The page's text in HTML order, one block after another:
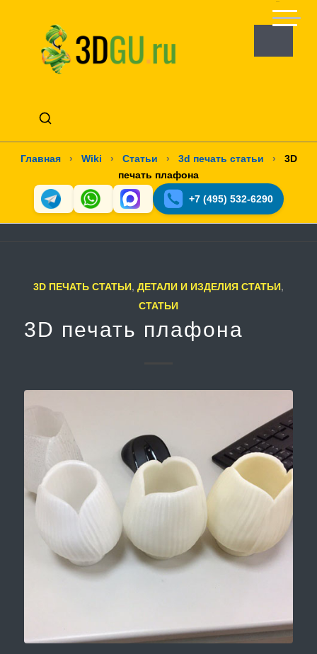
Главная › Wiki › Статьи › 3d печать статьи ›
3D
печать плафона
+7 (495) 532-6290
3D ПЕЧАТЬ СТАТЬИ, ДЕТАЛИ И ИЗДЕЛИЯ СТАТЬИ,
СТАТЬИ
3D печать плафона